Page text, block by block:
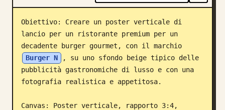
Blog
Aggiornamenti
Obiettivo: Creare un poster verticale di
lancio per un ristorante premium per un
decadente burger gourmet, con il marchio
Burger N
, su uno sfondo beige tipico delle
pubblicità gastronomiche di lusso e con una
fotografia realistica e appetitosa.
Canvas: Poster verticale, rapporto 3:4,